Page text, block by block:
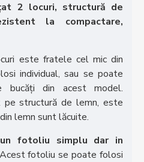
2 locuri, structură de
la compactare,
este fratele cel mic din
individual, sau se poate
bucăți din acest model.
pe structură de lemn, este
lemn sunt lăcuite.
fotoliu simplu dar in
Acest fotoliu se poate folosi